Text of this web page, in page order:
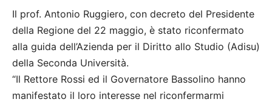
Il prof. Antonio Ruggiero, con decreto del Presidente
della Regione del 22 maggio, è stato riconfermato
alla guida dell’Azienda per il Diritto allo Studio (Adisu)
della Seconda Università.
“Il Rettore Rossi ed il Governatore Bassolino hanno
manifestato il loro interesse nel riconfermarmi